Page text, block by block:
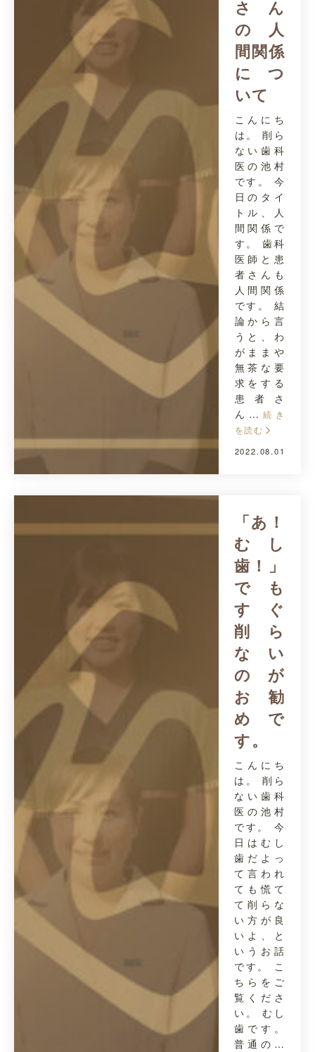
さん
の人
間関係
につ
いて
こんにち
は。 削ら
ない歯科
医の池村
です。 今
日のタイ
トル、人
間関係で
す。 歯科
医師と患
者さんも
人間関係
です。 結
論から言
うと、わ
がままや
無茶な要
求をする
患者さ
ん… 続き
を読む
2022.08.01
「あ！
むし
歯！」
でも
すぐ
削ら
ない
のが
お勧
めで
す。
こんにち
は。 削ら
ない歯科
医の池村
です。 今
日はむし
歯だよっ
て言われ
ても慌て
て削らな
い方が良
いよ、と
いうお話
です。 こ
ちらをご
覧くださ
い。 むし
歯です。
普通の…